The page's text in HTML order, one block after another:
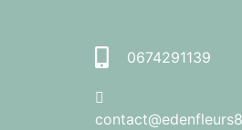
0674291139